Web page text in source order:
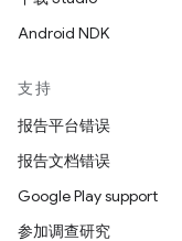
Android NDK
支持
报告平台错误
报告文档错误
Google Play support
参加调查研究